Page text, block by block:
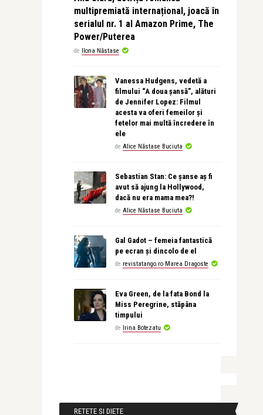
multipremiată internațional, joacă în
serialul nr. 1 al Amazon Prime, The
Power/Puterea
de Ilona Năstase
Vanessa Hudgens, vedetă a
filmului “A doua șansă”, alături
de Jennifer Lopez: Filmul
acesta va oferi femeilor și
fetelor mai multă încredere în
ele
de Alice Năstase Buciuta
Sebastian Stan: Ce șanse aș fi
avut să ajung la Hollywood,
dacă nu era mama mea?!
de Alice Năstase Buciuta
Gal Gadot – femeia fantastică
pe ecran și dincolo de el
de revistatango.ro Marea Dragoste
Eva Green, de la fata Bond la
Miss Peregrine, stăpâna
timpului
de Irina Botezatu
RETETE SI DIETE